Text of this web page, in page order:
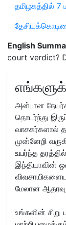
தமிழகத்தில் 7
English
court verdict?
அன்பான
தொடர்ந்து
வாசகர்களால்
முன்னேறி
உயர்ந்த
இந்தியாவின்
மேலான
உங்களின் சிறு